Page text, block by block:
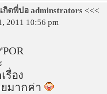
กิดพี่ปอ adminstrators <<<
2011 10:56 pm
รื่อง
มากค่า